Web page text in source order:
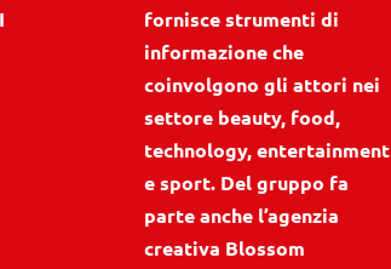
fornisce strumenti di
informazione che
coinvolgono gli attori nei
settore beauty, food,
technology, entertainment
e sport. Del gruppo fa
parte anche l’agenzia
creativa Blossom